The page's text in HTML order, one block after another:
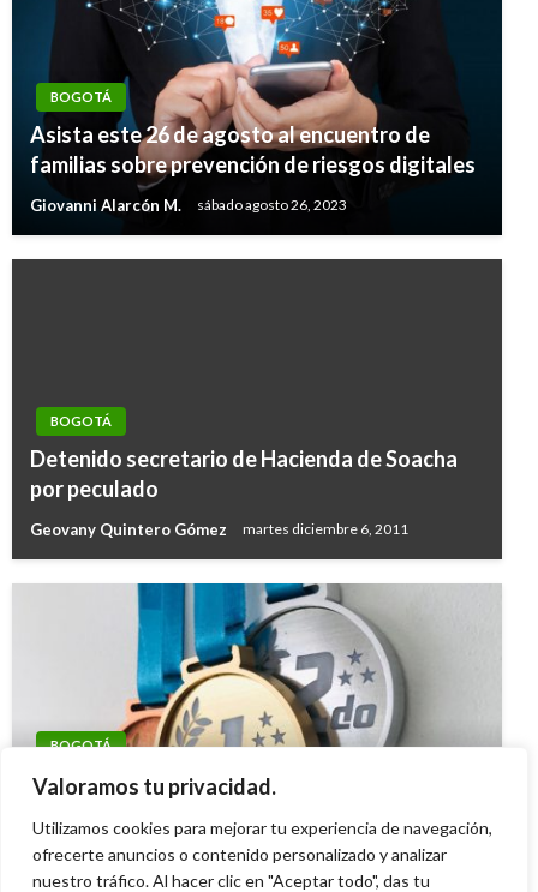
Valoramos tu privacidad.
Utilizamos cookies para mejorar tu experiencia de navegación,
ofrecerte anuncios o contenido personalizado y analizar
nuestro tráfico. Al hacer clic en "Aceptar todo", das tu
BOGOTÁ
Asista este 26 de agosto al encuentro de
familias sobre prevención de riesgos digitales
Giovanni Alarcón M. sábado agosto 26, 2023
BOGOTÁ
Detenido secretario de Hacienda de Soacha
por peculado
Geovany Quintero Gómez martes diciembre 6, 2011
BOGOTÁ
Bogotá celebra la victoria en Brasil de Luis
Giovanni Alarcón M. martes septiembre 9, 2025